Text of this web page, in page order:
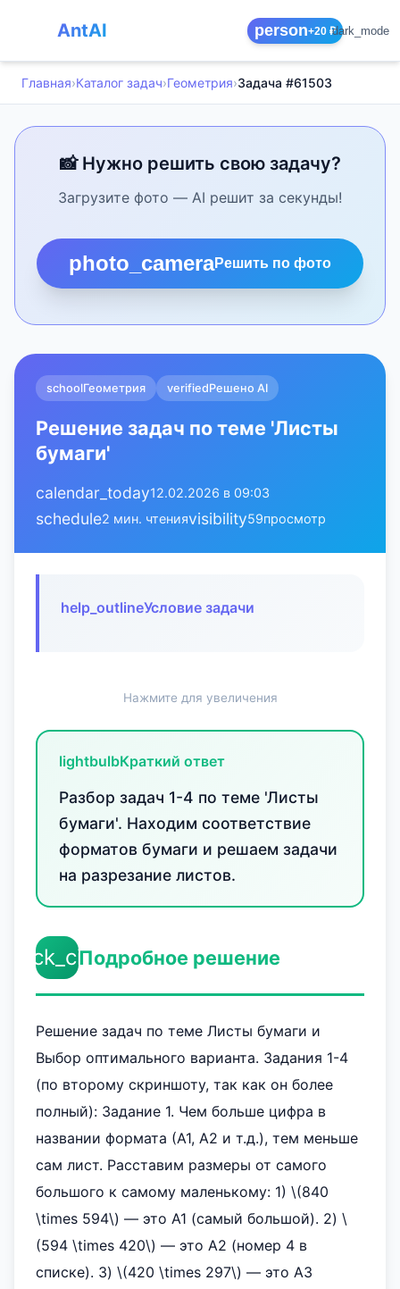
AntAI person+20 ₽dark_mode
Главная›Каталог задач›Геометрия›Задача #61503
📸 Нужно решить свою задачу?
Загрузите фото — AI решит за секунды!
photo_cameraРешить по фото
schoolГеометрия verifiedРешено AI
Решение задач по теме 'Листы
бумаги'
calendar_today12.02.2026 в 09:03
schedule2 мин. чтенияvisibility59просмотр
help_outlineУсловие задачи
Нажмите для увеличения
lightbulbКраткий ответ
Разбор задач 1-4 по теме 'Листы
бумаги'. Находим соответствие
форматов бумаги и решаем задачи
на разрезание листов.
Подробное решение
Решение задач по теме Листы бумаги и
Выбор оптимального варианта. Задания 1-4
(по второму скриншоту, так как он более
полный): Задание 1. Чем больше цифра в
названии формата (А1, А2 и т.д.), тем меньше
сам лист. Расставим размеры от самого
большого к самому маленькому: 1) \(840
\times 594\) — это А1 (самый большой). 2) \
(594 \times 420\) — это А2 (номер 4 в
списке). 3) \(420 \times 297\) — это А3